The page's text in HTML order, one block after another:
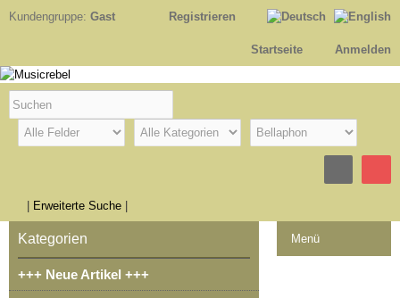
Kundengruppe: Gast Registrieren
Anmelden
Startseite
Erweiterte Suche
Menü
Kategorien
+++ Neue Artikel +++